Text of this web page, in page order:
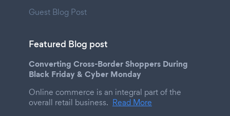
Guest Blog Post
Featured Blog post
Converting Cross-Border Shoppers During
Black Friday & Cyber Monday
Online commerce is an integral part of the
overall retail business. Read More